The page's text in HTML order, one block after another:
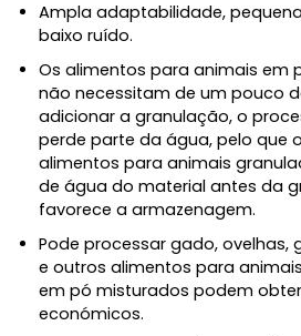
Ampla adaptabilidade,
baixo ruído.
Os alimentos para animais em
não necessitam de um pouco
adicionar a granulação, o
perde parte da água, pelo que
alimentos para animais
de água do material antes da
favorece a armazenagem.
Pode processar gado, ovelhas,
e outros alimentos para
em pó misturados podem
económicos.